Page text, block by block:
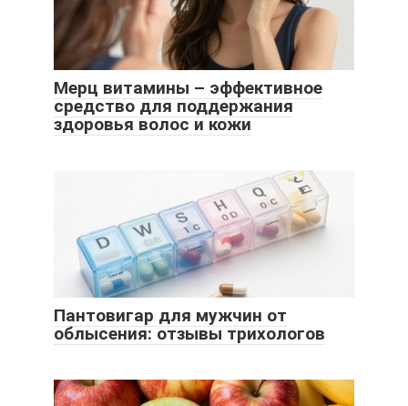
Мерц витамины – эффективное
средство для поддержания
здоровья волос и кожи
Пантовигар для мужчин от
облысения: отзывы трихологов